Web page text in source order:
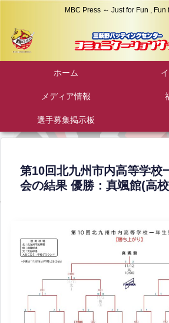
MBC Press ～ Just for Fun , Fun
ホーム
メディア情報
選手募集掲示板
第10回北九州市内高等学校
会の結果 優勝：真颯館(高